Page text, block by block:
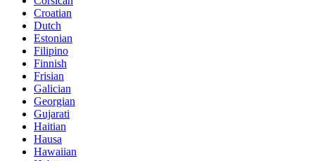
Croatian
Dutch
Estonian
Filipino
Finnish
Frisian
Galician
Georgian
Gujarati
Haitian
Hausa
Hawaiian